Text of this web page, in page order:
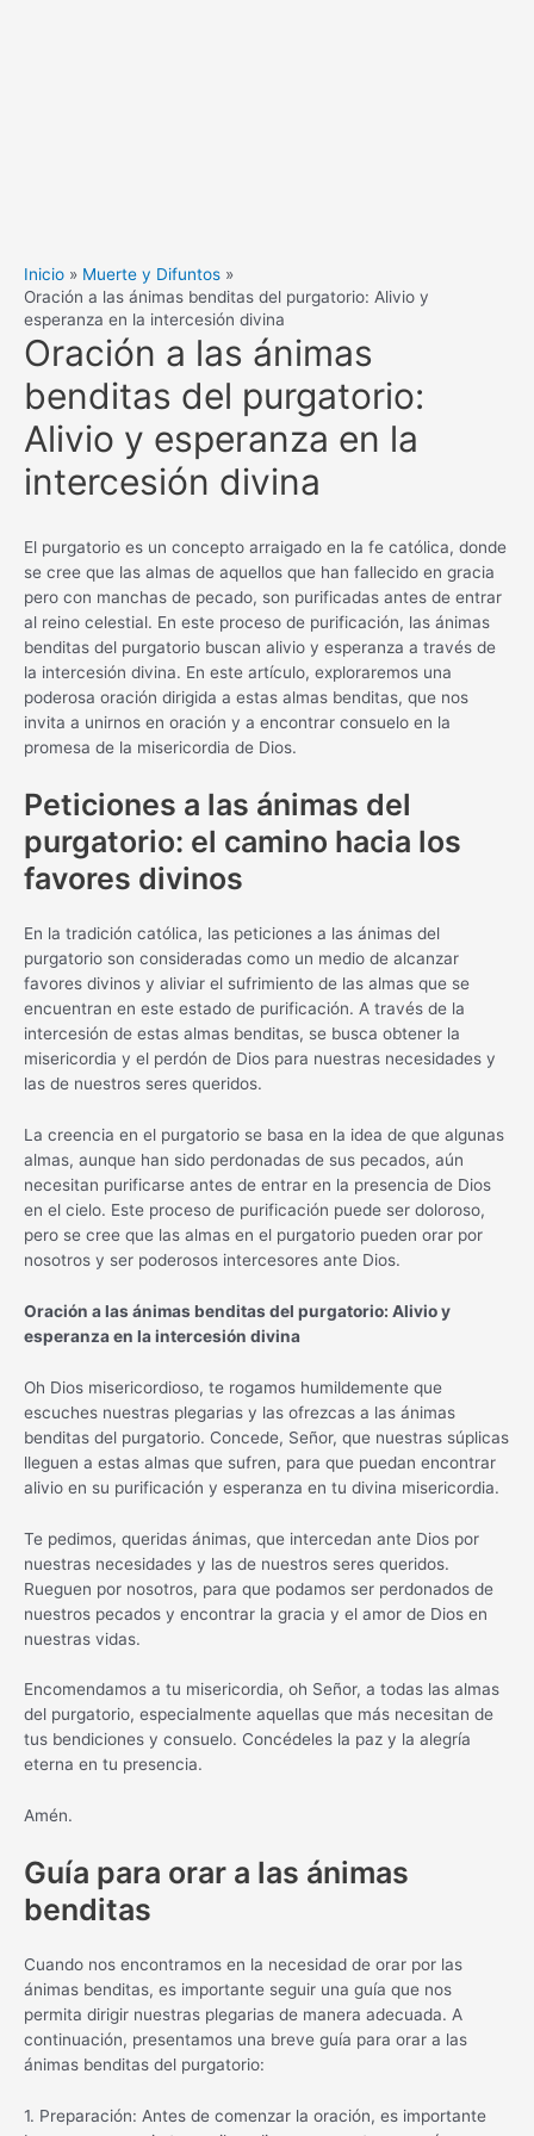
Inicio
Muerte y Difuntos
Oración a las ánimas benditas del purgatorio: Alivio y
esperanza en la intercesión divina
Oración a las ánimas
benditas del purgatorio:
Alivio y esperanza en la
intercesión divina
El purgatorio es un concepto arraigado en la fe católica, donde
se cree que las almas de aquellos que han fallecido en gracia
pero con manchas de pecado, son purificadas antes de entrar
al reino celestial. En este proceso de purificación, las ánimas
benditas del purgatorio buscan alivio y esperanza a través de
la intercesión divina. En este artículo, exploraremos una
poderosa oración dirigida a estas almas benditas, que nos
invita a unirnos en oración y a encontrar consuelo en la
promesa de la misericordia de Dios.
Peticiones a las ánimas del
purgatorio: el camino hacia los
favores divinos
En la tradición católica, las peticiones a las ánimas del
purgatorio son consideradas como un medio de alcanzar
favores divinos y aliviar el sufrimiento de las almas que se
encuentran en este estado de purificación. A través de la
intercesión de estas almas benditas, se busca obtener la
misericordia y el perdón de Dios para nuestras necesidades y
las de nuestros seres queridos.
La creencia en el purgatorio se basa en la idea de que algunas
almas, aunque han sido perdonadas de sus pecados, aún
necesitan purificarse antes de entrar en la presencia de Dios
en el cielo. Este proceso de purificación puede ser doloroso,
pero se cree que las almas en el purgatorio pueden orar por
nosotros y ser poderosos intercesores ante Dios.
Oración a las ánimas benditas del purgatorio: Alivio y
esperanza en la intercesión divina
Oh Dios misericordioso, te rogamos humildemente que
escuches nuestras plegarias y las ofrezcas a las ánimas
benditas del purgatorio. Concede, Señor, que nuestras súplicas
lleguen a estas almas que sufren, para que puedan encontrar
alivio en su purificación y esperanza en tu divina misericordia.
Te pedimos, queridas ánimas, que intercedan ante Dios por
nuestras necesidades y las de nuestros seres queridos.
Rueguen por nosotros, para que podamos ser perdonados de
nuestros pecados y encontrar la gracia y el amor de Dios en
nuestras vidas.
Encomendamos a tu misericordia, oh Señor, a todas las almas
del purgatorio, especialmente aquellas que más necesitan de
tus bendiciones y consuelo. Concédeles la paz y la alegría
eterna en tu presencia.
Amén.
Guía para orar a las ánimas
benditas
Cuando nos encontramos en la necesidad de orar por las
ánimas benditas, es importante seguir una guía que nos
permita dirigir nuestras plegarias de manera adecuada. A
continuación, presentamos una breve guía para orar a las
ánimas benditas del purgatorio:
1. Preparación: Antes de comenzar la oración, es importante